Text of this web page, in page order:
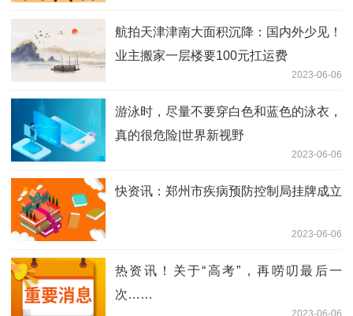
航拍天津津南大面积沉降：国内外少见！
业主搬家一层楼要100元扛运费
2023-06-06
游泳时，尽量不要穿白色和蓝色的泳衣，
真的很危险|世界新视野
2023-06-06
快资讯：郑州市疾病预防控制局挂牌成立
2023-06-06
热资讯！关于“高考”，再唠叨最后一
次……
2023-06-06